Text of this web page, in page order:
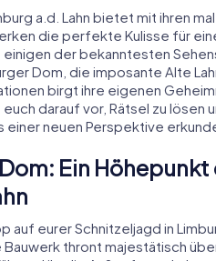
a.d. Lahn bietet mit ihren
die perfekte Kulisse für
der bekanntesten
Dom, die imposante Alte
birgt ihre eigenen
darauf vor, Rätsel zu lösen
einer neuen Perspektive
Ein
auf eurer Schnitzeljagd in
thront majestätisch